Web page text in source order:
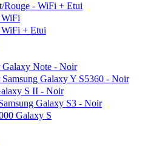
Rouge - WiFi + Etui
+ Etui
Galaxy Note - Noir
Galaxy Y S5360 - Noir
S II - Noir
Galaxy S3 - Noir
Galaxy S